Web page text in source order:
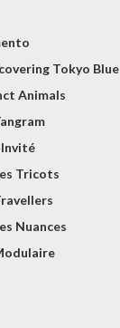
Tokyo Blue
Animals
Tricots
Nuances